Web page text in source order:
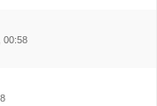
00:58